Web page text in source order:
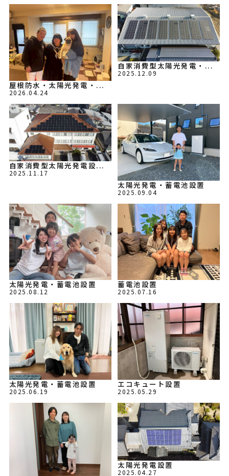
屋根防水・太陽光発電・...
2026.04.24
自家消費型太陽光発電・...
2025.12.09
自家消費型太陽光発電設...
2025.11.17
太陽光発電・蓄電池設置
2025.09.04
太陽光発電・蓄電池設置
2025.08.12
蓄電池設置
2025.07.16
太陽光発電・蓄電池設置
2025.06.19
エコキュート設置
2025.05.29
太陽光発電設置
2025.04.27